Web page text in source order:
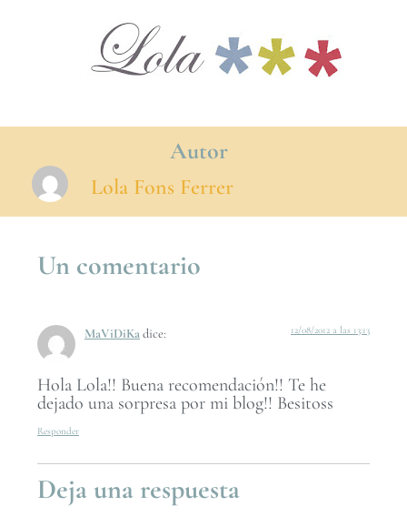
Autor
Lola Fons Ferrer
Un comentario
MaViDiKadice: 12/08/2012 a las 13:13
Hola Lola!! Buena recomendación!! Te he
dejado una sorpresa por mi blog!! Besitoss
Responder
Deja una respuesta